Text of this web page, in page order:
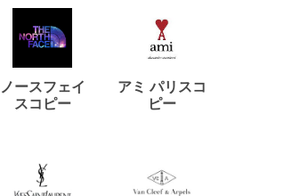
ノースフェイ
スコピー
アミ パリスコ
ピー